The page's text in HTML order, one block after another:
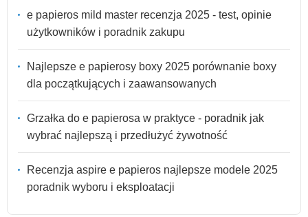
e papieros mild master recenzja 2025 - test, opinie
użytkowników i poradnik zakupu
Najlepsze e papierosy boxy 2025 porównanie boxy
dla początkujących i zaawansowanych
Grzałka do e papierosa w praktyce - poradnik jak
wybrać najlepszą i przedłużyć żywotność
Recenzja aspire e papieros najlepsze modele 2025
poradnik wyboru i eksploatacji